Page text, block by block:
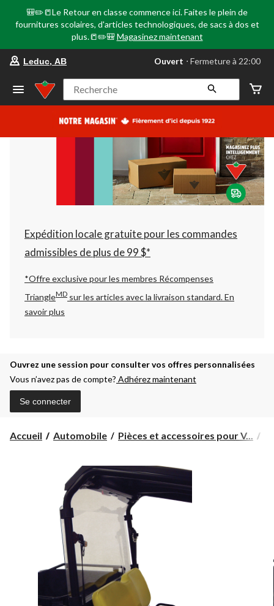
🎒✏️📒Le Retour en classe commence ici. Faites le plein de
fournitures scolaires, d'articles technologiques, de sacs à dos et
plus.📒✏️🎒 Magasinez maintenant
votre
préféré
Leduc,
AB,
courament
Fermeture
à
22:00
cliquer
pour
changer
Leduc, AB Ouvert ⋅ Fermeture à 22:00
Recherche
Expédition locale gratuite pour les commandes
admissibles de plus de 99 $*
*Offre exclusive pour les membres Récompenses
TriangleMD sur les articles avec la livraison standard.En
savoir plus
Ouvrez une session pour consulter vos offres personnalisées
Vous n’avez pas de compte? Adhérez maintenant
Se connecter
Accueil Automobile Pièces et accessoires pour V...